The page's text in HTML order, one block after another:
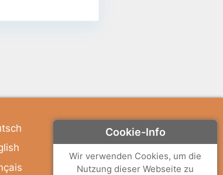
Cookie-Info
Wir verwenden Cookies, um die
Nutzung dieser Webseite zu